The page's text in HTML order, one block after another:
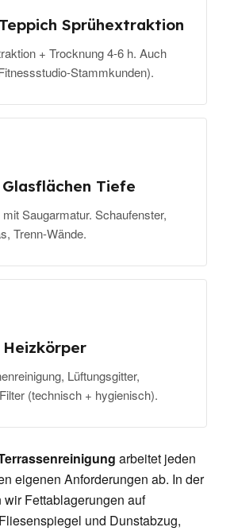
Sprühextraktion
+ Trocknung 4-6 h. Auch
Stammkunden).
Tiefe
Saugarmatur. Schaufenster,
Trenn-Wände.
Lüftungsgitter,
(technisch + hygienisch).
arbeitet jeden
eigenen Anforderungen ab. In der
wir Fettablagerungen auf
und Dunstabzug,